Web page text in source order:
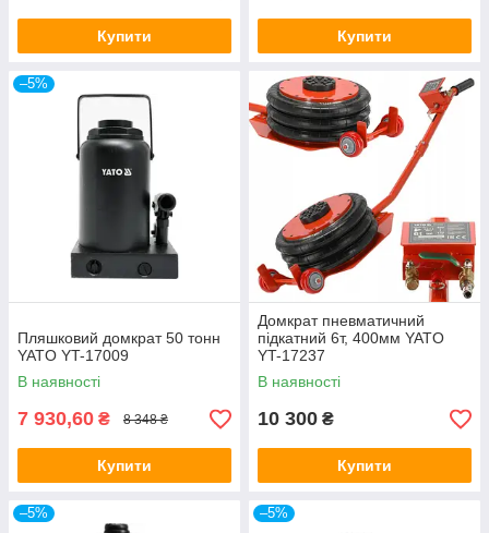
Купити Купити
–5%
Пляшковий домкрат 50 тонн
YATO YT-17009
В наявності
7 930,60 ₴ 8 348 ₴
Купити
Домкрат пневматичний
підкатний 6т, 400мм YATO
YT-17237
В наявності
10 300 ₴
Купити
–5% –5%